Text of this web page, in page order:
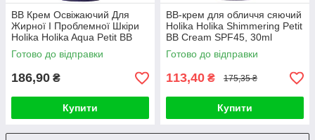
BB Крем Освіжаючий Для
Жирної І Проблемної Шкіри
Holika Holika Aqua Petit BB
Cream SPF25++
Готово до відправки
186,90 ₴
Купити
BB-крем для обличчя сяючий
Holika Holika Shimmering Petit
BB Cream SPF45, 30ml
Готово до відправки
113,40 ₴ 175,35 ₴
Купити